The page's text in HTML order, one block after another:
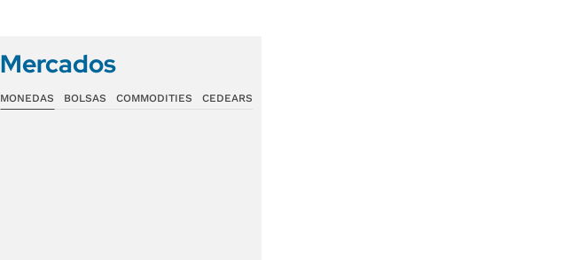
Mercados
MONEDAS BOLSAS COMMODITIES CEDEARS